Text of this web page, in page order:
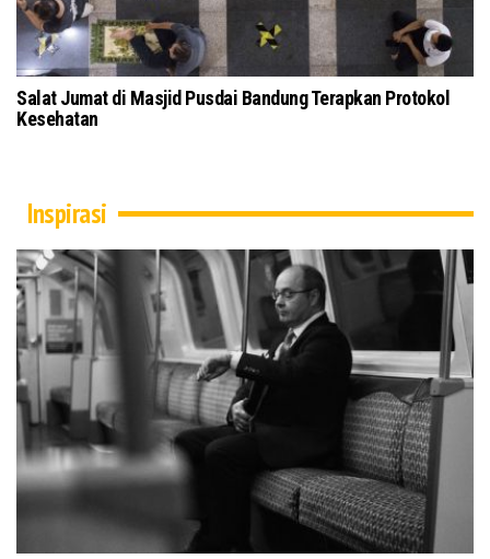
Bandung Terapkan Protokol
Tokoh Masyarakat dan Ulama
Inspirasi